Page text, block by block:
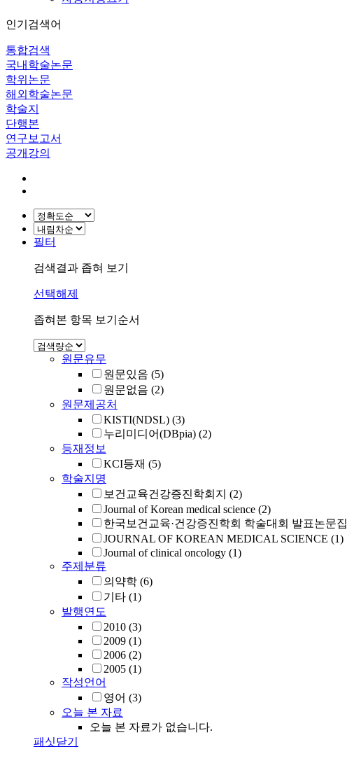
인기검색어
통합검색
국내학술논문
학위논문
해외학술논문
학술지
단행본
연구보고서
공개강의
필터
검색결과 좁혀 보기
선택해제
좁혀본 항목 보기순서
원문유무
원문있음 (5)
원문없음 (2)
원문제공처
KISTI(NDSL) (3)
누리미디어(DBpia) (2)
등재정보
KCI등재 (5)
학술지명
보건교육건강증진학회지 (2)
Journal of Korean medical science (2)
한국보건교육·건강증진학회 학술대회 발표논문집
JOURNAL OF KOREAN MEDICAL SCIENCE (1)
Journal of clinical oncology (1)
주제분류
의약학 (6)
기타 (1)
발행연도
2010 (3)
2009 (1)
2006 (2)
2005 (1)
작성언어
영어 (3)
오늘 본 자료
오늘 본 자료가 없습니다.
패싯닫기